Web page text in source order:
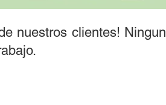
nuestros clientes!